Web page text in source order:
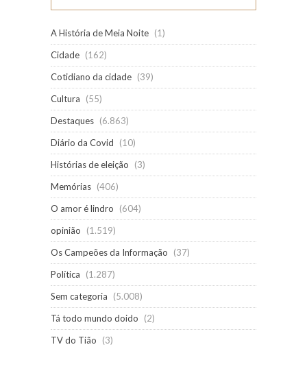
A História de Meia Noite (1)
Cidade (162)
Cotidiano da cidade (39)
Cultura
(55)
Destaques (6.863)
Diário da Covid
(10)
Histórias de eleição
(3)
Memórias (406)
O amor é lindro
(604)
opinião
(1.519)
Os Campeões da Informação
(37)
Política
(1.287)
Sem categoria
(5.008)
Tá todo mundo doido
(2)
TV do Tião
(3)